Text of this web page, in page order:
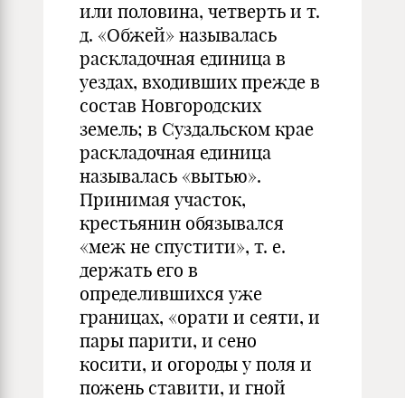
или половина, четверть и т.
д. «Обжей» называлась
раскладочная единица в
уездах, входивших прежде в
состав Новгородских
земель; в Суздальском крае
раскладочная единица
называлась «вытью».
Принимая участок,
крестьянин обязывался
«меж не спустити», т. е.
держать его в
определившихся уже
границах, «орати и сеяти, и
пары парити, и сено
косити, и огороды у поля и
пожень ставити, и гной